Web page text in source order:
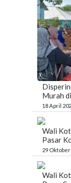
Murah
18 April
Wali
Pasar
29 Oktober
Wali